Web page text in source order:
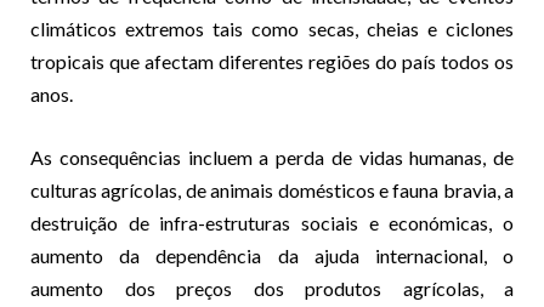
climáticos extremos tais como secas, cheias e ciclones
tropicais que afectam diferentes regiões do país todos os
anos.
As consequências incluem a perda de vidas humanas, de
culturas agrícolas, de animais domésticos e fauna bravia, a
destruição de infra-estruturas sociais e económicas, o
aumento da dependência da ajuda internacional, o
aumento dos preços dos produtos agrícolas, a